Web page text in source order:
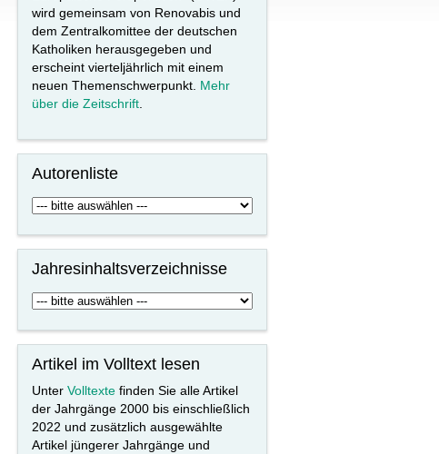
wird gemeinsam von Renovabis und
dem Zentralkomittee der deutschen
Katholiken herausgegeben und
erscheint vierteljährlich mit einem
neuen Themenschwerpunkt. Mehr
über die Zeitschrift.
Autorenliste
Jahresinhaltsverzeichnisse
Artikel im Volltext lesen
Unter Volltextefinden Sie alle Artikel
der Jahrgänge 2000 bis einschließlich
2022 und zusätzlich ausgewählte
Artikel jüngerer Jahrgänge und